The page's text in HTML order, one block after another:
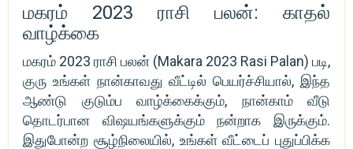
மகரம் 2023 ராசி பலன்: காதல்
வாழ்க்கை
மகரம் 2023 ராசி பலன் (Makara 2023 Rasi Palan) படி,
குரு உங்கள் நான்காவது வீட்டில் பெயர்ச்சியால், இந்த
ஆண்டு குடும்ப வாழ்க்கைக்கும், நான்காம் வீடு
தொடர்பான விஷயங்களுக்கும் நன்றாக இருக்கும்.
இதுபோன்ற சூழ்நிலையில், உங்கள் வீட்டைப் புதுப்பிக்க